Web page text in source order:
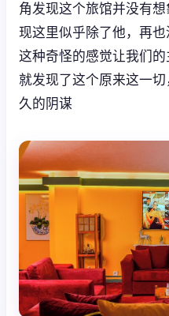
角发现这个旅馆并没有
现这里似乎除了他，再也
这种奇怪的感觉让我们
就发现了这个原来这一
久的阴谋